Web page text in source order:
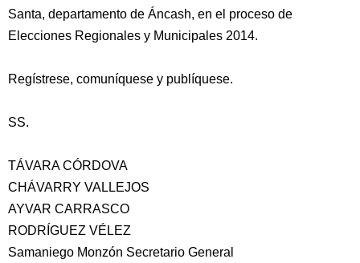
Santa, departamento de Áncash, en el proceso de
Elecciones Regionales y Municipales 2014.
Regístrese, comuníquese y publíquese.
SS.
TÁVARA CÓRDOVA
CHÁVARRY VALLEJOS
AYVAR CARRASCO
RODRÍGUEZ VÉLEZ
Samaniego Monzón Secretario General